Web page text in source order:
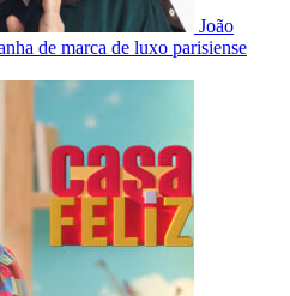
João
de marca de luxo parisiense